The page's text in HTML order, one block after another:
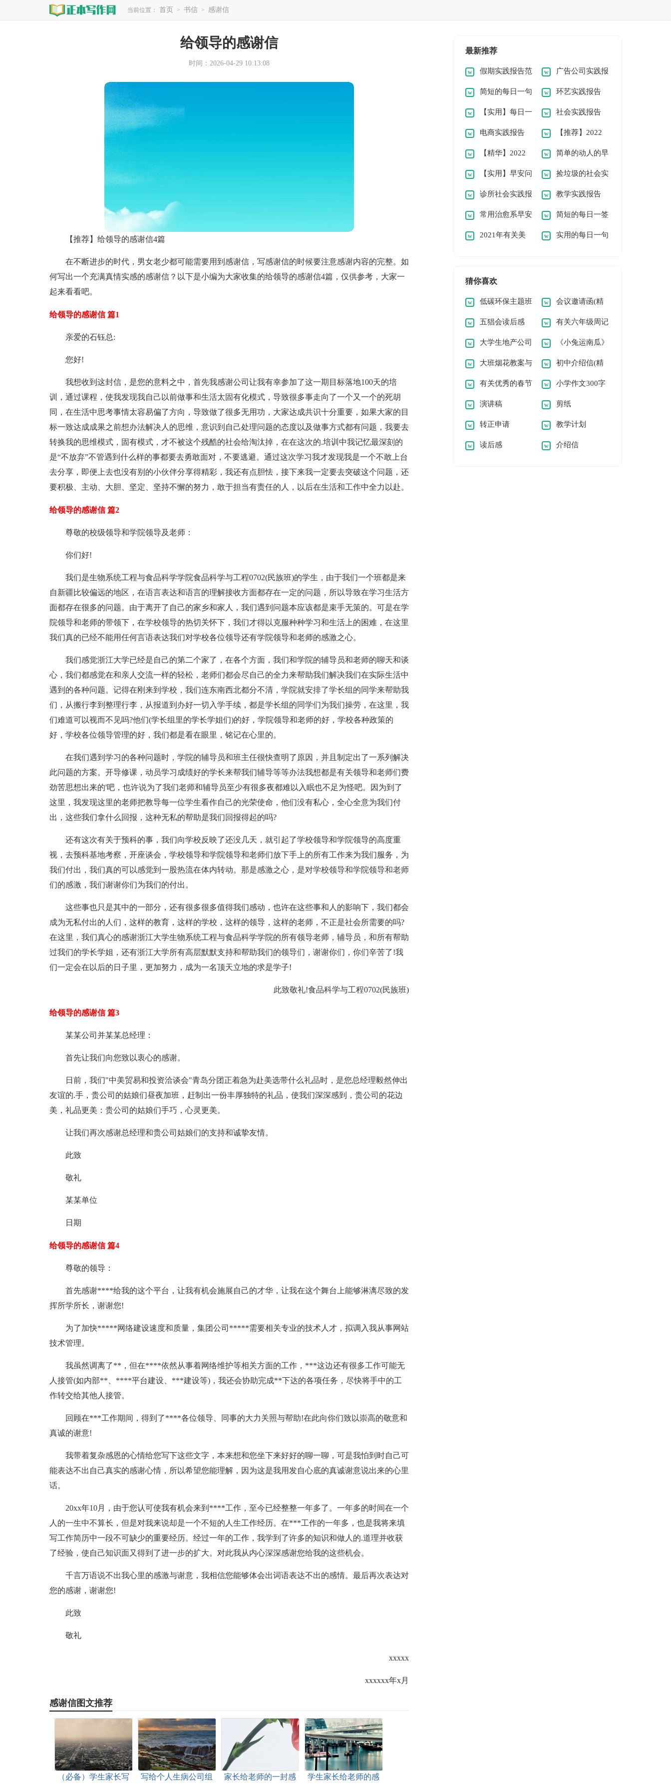
当前位置： 首页 > 书信 > 感谢信
给领导的感谢信
时间：2026-04-29 10:13:08
【推荐】给领导的感谢信4篇
在不断进步的时代，男女老少都可能需要用到感谢信，写感谢信的时候要注意感谢内容的完整。如
何写出一个充满真情实感的感谢信？以下是小编为大家收集的给领导的感谢信4篇，仅供参考，大家一
起来看看吧。
给领导的感谢信 篇1
亲爱的石钰总:
您好!
我想收到这封信，是您的意料之中，首先我感谢公司让我有幸参加了这一期目标落地100天的培
训，通过课程，使我发现我自己以前做事和生活太固有化模式，导致很多事走向了一个又一个的死胡
同，在生活中思考事情太容易偏了方向，导致做了很多无用功，大家达成共识十分重要，如果大家的目
标一致达成成果之前想办法解决人的思维，意识到自己处理问题的态度以及做事方式都有问题，我要去
转换我的思维模式，固有模式，才不被这个残酷的社会给淘汰掉，在在这次的.培训中我记忆最深刻的
是“不放弃”不管遇到什么样的事都要去勇敢面对，不要逃避。通过这次学习我才发现我是一个不敢上台
去分享，即便上去也没有别的小伙伴分享得精彩，我还有点胆怯，接下来我一定要去突破这个问题，还
要积极、主动、大胆、坚定、坚持不懈的努力，敢于担当有责任的人，以后在生活和工作中全力以赴。
给领导的感谢信 篇2
尊敬的校级领导和学院领导及老师：
你们好!
我们是生物系统工程与食品科学学院食品科学与工程0702(民族班)的学生，由于我们一个班都是来
自新疆比较偏远的地区，在语言表达和语言的理解接收方面都存在一定的问题，所以导致在学习生活方
面都存在很多的问题。由于离开了自己的家乡和家人，我们遇到问题本应该都是束手无策的。可是在学
院领导和老师的带领下，在学校领导的热切关怀下，我们才得以克服种种学习和生活上的困难，在这里
我们真的已经不能用任何言语表达我们对学校各位领导还有学院领导和老师的感激之心。
我们感觉浙江大学已经是自己的第二个家了，在各个方面，我们和学院的辅导员和老师的聊天和谈
心，我们都感觉在和亲人交流一样的轻松，老师们都会尽自己的全力来帮助我们解决我们在实际生活中
遇到的各种问题。记得在刚来到学校，我们连东南西北都分不清，学院就安排了学长组的同学来帮助我
们，从搬行李到整理行李，从报道到办好一切入学手续，都是学长组的同学们为我们操劳，在这里，我
们难道可以视而不见吗?他们(学长组里的学长学姐们)的好，学院领导和老师的好，学校各种政策的
好，学校各位领导管理的好，我们都是看在眼里，铭记在心里的。
在我们遇到学习的各种问题时，学院的辅导员和班主任很快查明了原因，并且制定出了一系列解决
此问题的方案。开导修课，动员学习成绩好的学长来帮我们辅导等等办法我想都是有关领导和老师们费
劲苦思想出来的'吧，也许说为了我们老师和辅导员至少有很多夜都难以入眠也不足为怪吧。因为到了
这里，我发现这里的老师把教导每一位学生看作自己的光荣使命，他们没有私心，全心全意为我们付
出，这些我们拿什么回报，这种无私的帮助是我们回报得起的吗?
还有这次有关于预科的事，我们向学校反映了还没几天，就引起了学校领导和学院领导的高度重
视，去预科基地考察，开座谈会，学校领导和学院领导和老师们放下手上的所有工作来为我们服务，为
我们付出，我们真的可以感觉到一股热流在体内转动。那是感激之心，是对学校领导和学院领导和老师
们的感激，我们谢谢你们为我们的付出。
这些事也只是其中的一部分，还有很多很多值得我们感动，也许在这些事和人的影响下，我们都会
成为无私付出的人们，这样的教育，这样的学校，这样的领导，这样的老师，不正是社会所需要的吗?
在这里，我们真心的感谢浙江大学生物系统工程与食品科学学院的所有领导老师，辅导员，和所有帮助
过我们的学长学姐，还有浙江大学所有高层默默支持和帮助我们的领导们，谢谢你们，你们辛苦了!我
们一定会在以后的日子里，更加努力，成为一名顶天立地的求是学子!
此致敬礼!食品科学与工程0702(民族班)
给领导的感谢信 篇3
某某公司并某某总经理：
首先让我们向您致以衷心的感谢。
日前，我们"中美贸易和投资洽谈会"青岛分团正着急为赴美选带什么礼品时，是您总经理毅然伸出
友谊的.手，贵公司的姑娘们昼夜加班，赶制出一份丰厚独特的礼品，使我们深深感到，贵公司的花边
美，礼品更美：贵公司的姑娘们手巧，心灵更美。
让我们再次感谢总经理和贵公司姑娘们的支持和诚挚友情。
此致
敬礼
某某单位
日期
给领导的感谢信 篇4
尊敬的领导：
首先感谢****给我的这个平台，让我有机会施展自己的才华，让我在这个舞台上能够淋漓尽致的发
挥所学所长，谢谢您!
为了加快*****网络建设速度和质量，集团公司*****需要相关专业的技术人才，拟调入我从事网站
技术管理。
我虽然调离了**，但在****依然从事着网络维护等相关方面的工作，***这边还有很多工作可能无
人接管(如内部**、****平台建设、***建设等)，我还会协助完成**下达的各项任务，尽快将手中的工
作转交给其他人接管。
回顾在***工作期间，得到了****各位领导、同事的大力关照与帮助!在此向你们致以崇高的敬意和
真诚的谢意!
我带着复杂感恩的心情给您写下这些文字，本来想和您坐下来好好的聊一聊，可是我怕到时自己可
能表达不出自己真实的感谢心情，所以希望您能理解，因为这是我用发自心底的真诚谢意说出来的心里
话。
20xx年10月，由于您认可使我有机会来到****工作，至今已经整整一年多了。一年多的时间在一个
人的一生中不算长，但是对我来说却是一个不短的人生工作经历。在***工作的一年多，也是我将来填
写工作简历中一段不可缺少的重要经历。经过一年的工作，我学到了许多的知识和做人的.道理并收获
了经验，使自己知识面又得到了进一步的扩大。对此我从内心深深感谢您给我的这些机会。
千言万语说不出我心里的感激与谢意，我相信您能够体会出词语表达不出的感情。最后再次表达对
您的感谢，谢谢您!
此致
敬礼
xxxxx
xxxxxx年x月
感谢信图文推荐
（必备）学生家长写
写给个人生病公司组
家长给老师的一封感
学生家长给老师的感
最新推荐
假期实践报告范
文
广告公司实践报
告
简短的每日一句
早安问候语语录合集
33句
环艺实践报告
【实用】每日一
句早安问候语语录
30条
社会实践报告
(精)
电商实践报告 【推荐】2022
年温暖的早安问候语
语录22条
【精华】2022
年动人的早安问候语
语录汇总70条
简单的动人的早
安问候语语录52条
【实用】早安问
候语语录汇编57条
捡垃圾的社会实
践报告范文（通用
11篇）
诊所社会实践报
告(优秀)
教学实践报告
常用治愈系早安
问候语语录汇总50
简短的每日一签
早安问候语语录集合
2021年有关美
30句
实用的每日一句
猜你喜欢
低碳环保主题班
会教案8篇(精)
会议邀请函(精
选15篇)
五猖会读后感
(13篇)
有关六年级周记
锦集八篇
大学生地产公司
假期社会实践报告
《小兔运南瓜》
教案
大班烟花教案与
反思
初中介绍信(精
选15篇)
有关优秀的春节
小学作文锦集八篇
小学作文300字
演讲稿 剪纸
转正申请 教学计划
读后感 介绍信